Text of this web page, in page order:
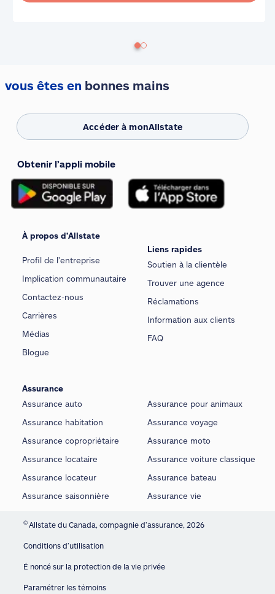
vous êtes en bonnes mains
Accéder à monAllstate
Obtenir l’appli mobile
À propos d’Allstate
Profil de l’entreprise
Implication communautaire
Contactez-nous
Carrières
Médias
Blogue
Liens rapides
Soutien à la clientèle
Trouver une agence
Réclamations
Information aux clients
FAQ
Assurance
Assurance auto
Assurance habitation
Assurance copropriétaire
Assurance locataire
Assurance locateur
Assurance saisonnière
Assurance pour animaux
Assurance voyage
Assurance moto
Assurance voiture classique
Assurance bateau
Assurance vie
©Allstate du Canada, compagnie d’assurance, 2026
Conditions d’utilisation
É noncé sur la protection de la vie privée
Paramétrer les témoins